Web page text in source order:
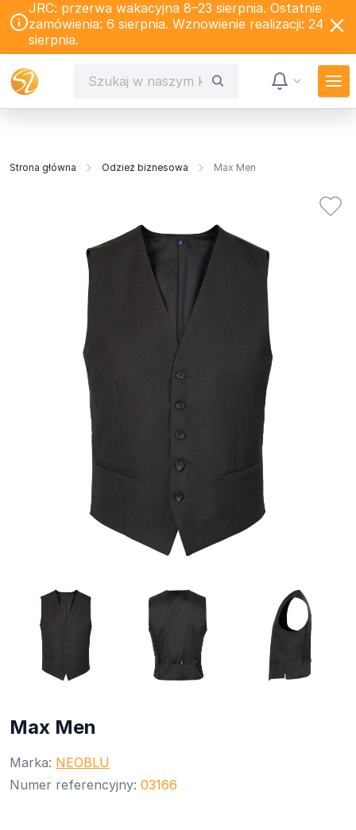
JRC: przerwa wakacyjna 8–23 sierpnia. Ostatnie
zamówienia: 6 sierpnia. Wznowienie realizacji: 24
sierpnia.
Strona główna Odzież biznesowa Max Men
Max Men
Marka: NEOBLU
Numer referencyjny: 03166